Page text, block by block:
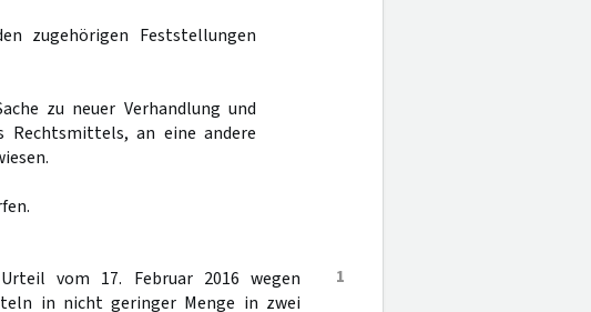
zugehörigen Feststellungen
zu neuer Verhandlung und
Rechtsmittels, an eine andere
1
vom 17. Februar 2016 wegen
in nicht geringer Menge in zwei